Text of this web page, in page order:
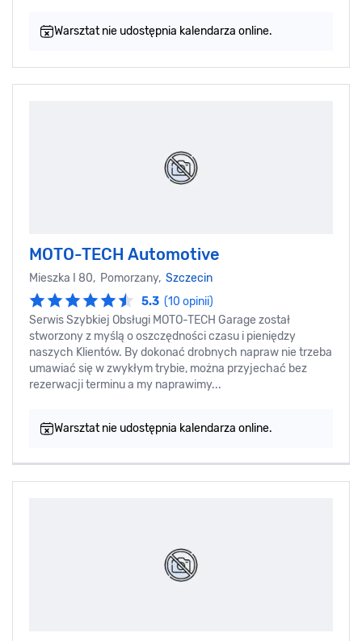
Warsztat nie udostępnia kalendarza online.
MOTO-TECH Automotive
Mieszka I 80, Pomorzany, Szczecin
5.3 (10 opinii)
Serwis Szybkiej Obsługi MOTO-TECH Garage został
stworzony z myślą o oszczędności czasu i pieniędzy
naszych Klientów. By dokonać drobnych napraw nie trzeba
umawiać się w zwykłym trybie, można przyjechać bez
rezerwacji terminu a my naprawimy...
Warsztat nie udostępnia kalendarza online.